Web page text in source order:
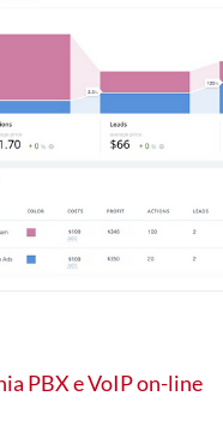
PBX e VoIP on-line